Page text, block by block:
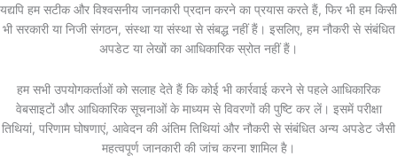
यद्यपि हम सटीक और विश्वसनीय जानकारी प्रदान करने का प्रयास करते हैं, फिर भी हम किसी
भी सरकारी या निजी संगठन, संस्था या संस्था से संबद्ध नहीं हैं। इसलिए, हम नौकरी से संबंधित
अपडेट या लेखों का आधिकारिक स्रोत नहीं हैं।
हम सभी उपयोगकर्ताओं को सलाह देते हैं कि कोई भी कार्रवाई करने से पहले आधिकारिक
वेबसाइटों और आधिकारिक सूचनाओं के माध्यम से विवरणों की पुष्टि कर लें। इसमें परीक्षा
तिथियां, परिणाम घोषणाएं, आवेदन की अंतिम तिथियां और नौकरी से संबंधित अन्य अपडेट जैसी
महत्वपूर्ण जानकारी की जांच करना शामिल है।